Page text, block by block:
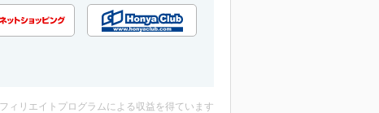
ィリエイトプログラムによる収益を得ています